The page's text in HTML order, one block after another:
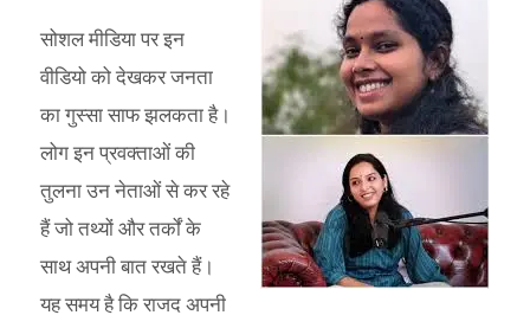
सोशल मीडिया पर इन
वीडियो को देखकर जनता
का गुस्सा साफ झलकता है।
लोग इन प्रवक्ताओं की
तुलना उन नेताओं से कर रहे
हैं जो तथ्यों और तर्कों के
साथ अपनी बात रखते हैं।
यह समय है कि राजद अपनी